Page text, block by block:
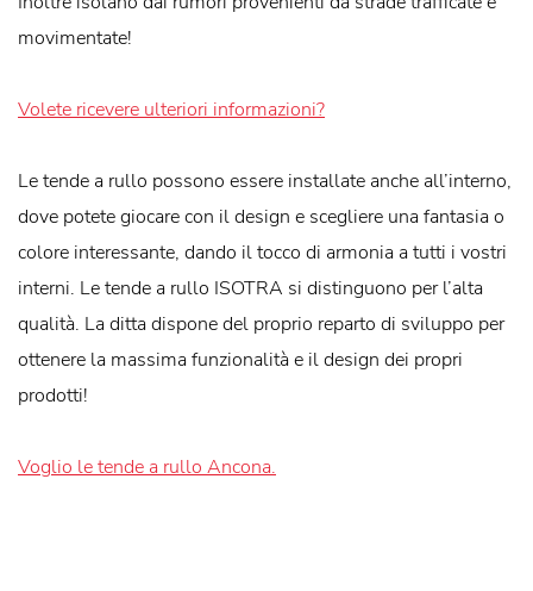
movimentate!
Volete ricevere ulteriori informazioni?
Le tende a rullo possono essere installate anche all’interno,
dove potete giocare con il design e scegliere una fantasia o
colore interessante, dando il tocco di armonia a tutti i vostri
interni. Le tende a rullo ISOTRA si distinguono per l’alta
qualità. La ditta dispone del proprio reparto di sviluppo per
ottenere la massima funzionalità e il design dei propri
prodotti!
Voglio le tende a rullo Ancona.